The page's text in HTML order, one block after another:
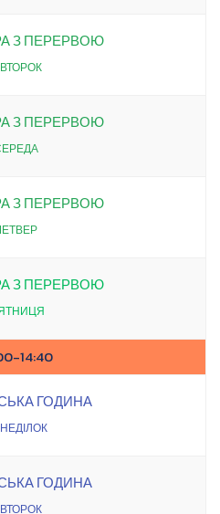
З ПЕРЕРВОЮ
З ПЕРЕРВОЮ
З ПЕРЕРВОЮ
З ПЕРЕРВОЮ
14:40
ГОДИНА
ГОДИНА